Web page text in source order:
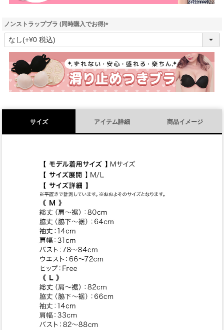
ノンストラップブラ (同時購入でお得)
(
須
)
サイズ アイテム詳細 商品イメージ